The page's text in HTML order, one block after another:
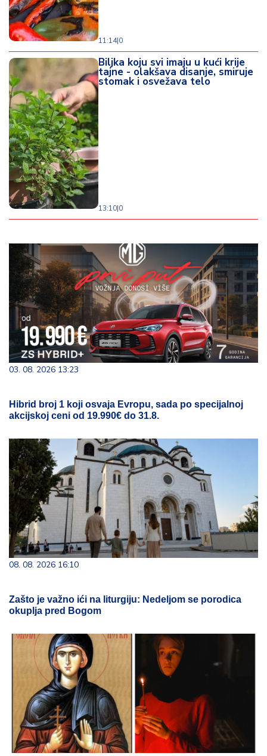
11:14|0
Biljka koju svi imaju u kući krije
tajne - olakšava disanje, smiruje
stomak i osvežava telo
13:10|0
03. 08. 2026 13:23
Hibrid broj 1 koji osvaja Evropu, sada po specijalnoj
akcijskoj ceni od 19.990€ do 31.8.
08. 08. 2026 16:10
Zašto je važno ići na liturgiju: Nedeljom se porodica
okuplja pred Bogom